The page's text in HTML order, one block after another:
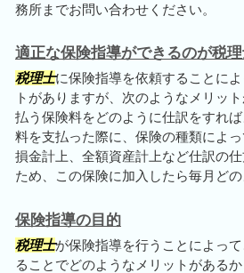
務所までお問い合わせください。
適正な保険指導ができるのが税
税理士に保険指導を依頼することに
トがありますが、次のようなメリッ
払う保険料をどのように仕訳をすれ
料を支払った際に、保険の種類によ
損金計上、全額資産計上など仕訳の
ため、この保険に加入したら毎月ど
保険指導の目的
税理士が保険指導を行うことによっ
ることでどのようなメリットがある